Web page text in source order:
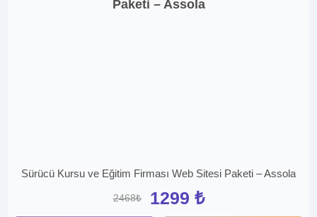
Sürücü Kursu ve Eğitim Firması Web Sitesi Paketi – Assola
2468₺ 1299 ₺